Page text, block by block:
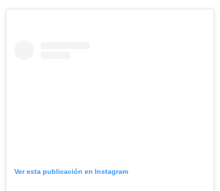
Ver esta publicación en Instagram